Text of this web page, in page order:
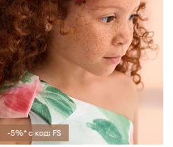
-5%* с код: FS